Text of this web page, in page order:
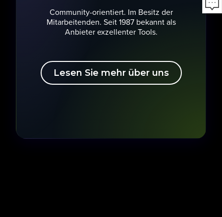
Community-orientiert. Im Besitz der
Mitarbeitenden. Seit 1987 bekannt als
Anbieter exzellenter Tools.
Lesen Sie mehr über uns